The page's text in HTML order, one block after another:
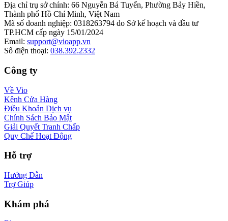
Địa chỉ trụ sở chính: 66 Nguyễn Bá Tuyển, Phường Bảy Hiền,
Thành phố Hồ Chí Minh, Việt Nam
Mã số doanh nghiệp: 0318263794 do Sở kế hoạch và đầu tư
TP.HCM cấp ngày 15/01/2024
Email: support@vioapp.vn
Số điện thoại: 038.392.2332
Công ty
Về Vio
Kênh Cửa Hàng
Điều Khoản Dịch vụ
Chính Sách Bảo Mật
Giải Quyết Tranh Chấp
Quy Chế Hoạt Động
Hỗ trợ
Hướng Dẫn
Trợ Giúp
Khám phá